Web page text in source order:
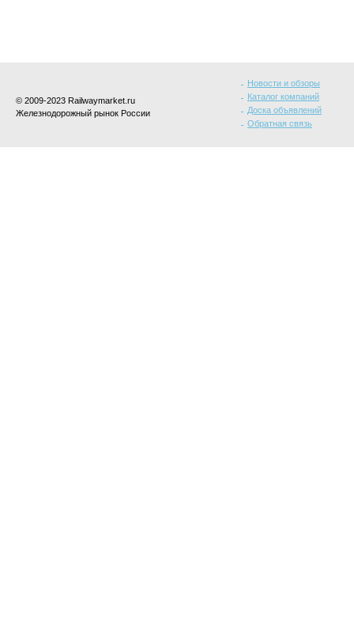
© 2009-2023 Railwaymarket.ru
Железнодорожный рынок России
Новости и обзоры
Каталог компаний
Доска объявлений
Обратная связь